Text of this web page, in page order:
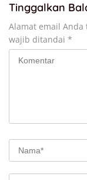
Tinggalkan
Alamat email
wajib ditandai *